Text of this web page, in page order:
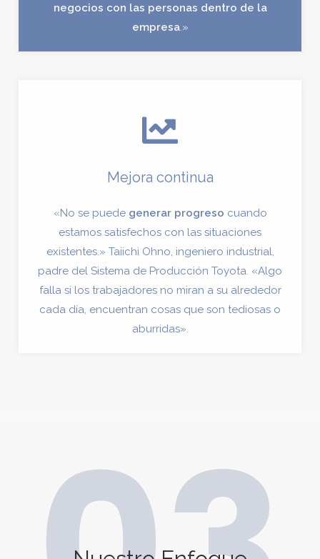
negocios con las personas dentro de la
empresa.»
Mejora continua
«No se puedegenerar progreso cuando
estamos satisfechos con las situaciones
existentes.» Taiichi Ohno, ingeniero industrial,
padre del Sistema de Producción Toyota. «Algo
falla si los trabajadores no miran a su alrededor
cada día, encuentran cosas que son tediosas o
aburridas».